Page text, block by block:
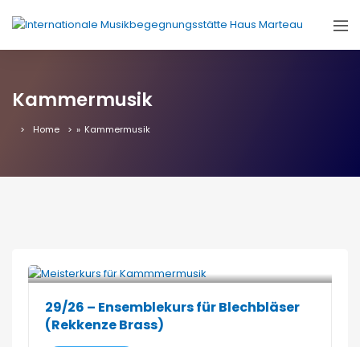
Kammermusik
Home » Kammermusik
29/26 – Ensemblekurs für Blechbläser
(Rekkenze Brass)